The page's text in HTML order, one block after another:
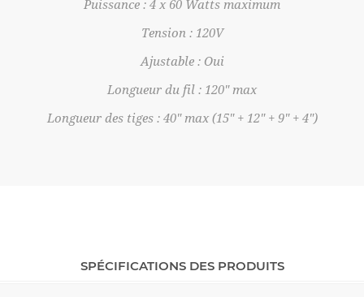
Puissance : 4 x 60 Watts maximum
Tension : 120V
Ajustable : Oui
Longueur du fil : 120" max
Longueur des tiges : 40" max (15" + 12" + 9" + 4")
SPÉCIFICATIONS DES PRODUITS